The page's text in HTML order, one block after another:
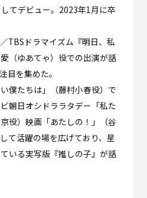
してデビュー。2023年1月に卒
TBSドラマイズム『明日、私
（ゆあてゃ）役での出演が話
目を集めた。
僕たちは」（藤村小春役）で
朝日オシドララタデー「私た
役）映画「あたしの！」（谷
て活躍の場を広げており、星
いる実写版『推しの子』が話